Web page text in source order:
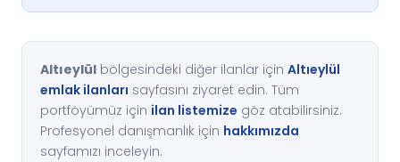
Altıeylül bölgesindeki diğer ilanlar için Altıeylül
emlak ilanları sayfasını ziyaret edin. Tüm
portföyümüz için ilan listemize göz atabilirsiniz.
Profesyonel danışmanlık için hakkımızda
sayfamızı inceleyin.